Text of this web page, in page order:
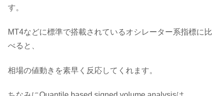
す。
MT4などに標準で搭載されているオシレーター系指標に比
べると、
相場の値動きを素早く反応してくれます。